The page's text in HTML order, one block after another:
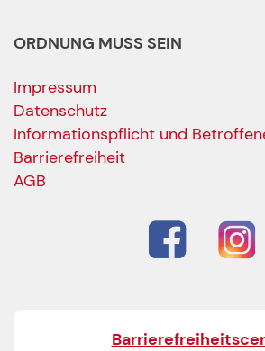
ORDNUNG MUSS SEIN
Impressum
Datenschutz
Informationspflicht und
Barrierefreiheit
AGB